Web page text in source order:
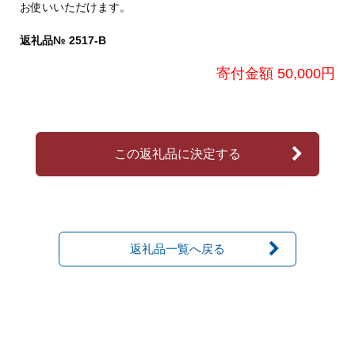
お使いいただけます。
返礼品№ 2517-B
寄付金額 50,000円
この返礼品に決定する
返礼品一覧へ戻る